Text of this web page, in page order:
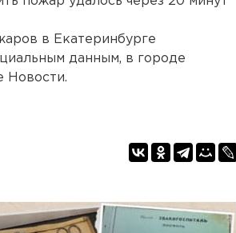
в Екатеринбурге
данным, в городе
Новости.